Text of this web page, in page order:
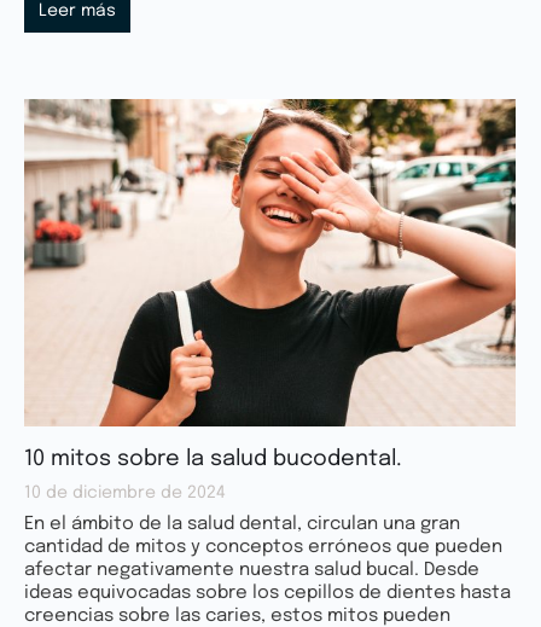
Leer más
10 mitos sobre la salud bucodental.
10 de diciembre de 2024
En el ámbito de la salud dental, circulan una gran
cantidad de mitos y conceptos erróneos que pueden
afectar negativamente nuestra salud bucal. Desde
ideas equivocadas sobre los cepillos de dientes hasta
creencias sobre las caries, estos mitos pueden